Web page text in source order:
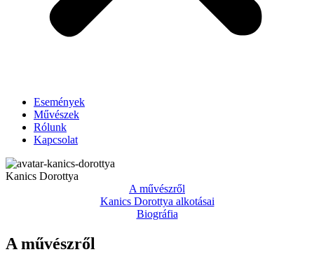
Események
Művészek
Rólunk
Kapcsolat
Kanics Dorottya
A művészről
Kanics Dorottya alkotásai
Biográfia
A művészről